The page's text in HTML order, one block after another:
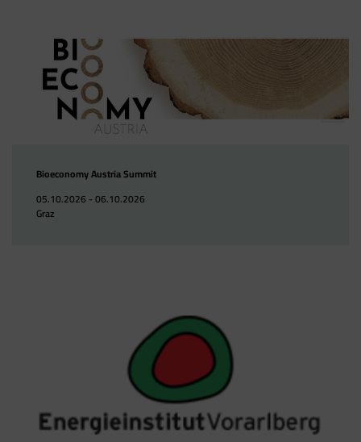
Bioeconomy Austria Summit
05.10.2026 - 06.10.2026
Graz